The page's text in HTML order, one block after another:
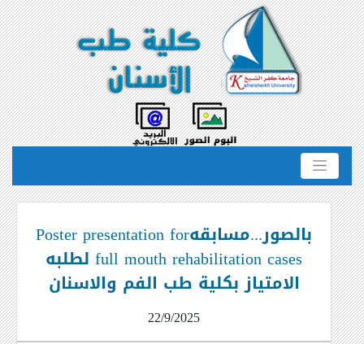
بالصور...مسابقهPoster presentation for
full mouth rehabilitation cases لطلبه
الامتياز بكلية طب الفم والاسنان
22/9/2025